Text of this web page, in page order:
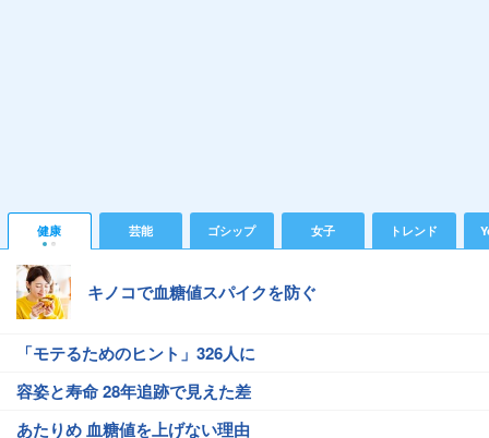
健康 芸能 ゴシップ 女子 トレンド
キノコで血糖値スパイクを防ぐ
「モテるためのヒント」326人に
容姿と寿命 28年追跡で見えた差
あたりめ 血糖値を上げない理由